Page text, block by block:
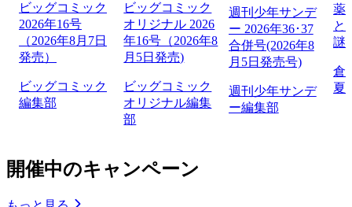
ビッグコミック
2026年16号
（2026年8月7日
発売）
ビッグコミック
編集部
ビッグコミック
オリジナル 2026
年16号（2026年8
月5日発売)
ビッグコミック
オリジナル編集
部
週刊少年サンデ
ー 2026年36･37
合併号(2026年8
月5日発売号)
週刊少年サンデ
ー編集部
薬
と
謎
倉
夏
開催中のキャンペーン